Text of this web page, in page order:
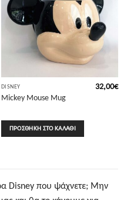
DISNEY
Mickey Mouse Mug
32,00€
ΠΡΟΣΘΉΚΗ ΣΤΟ ΚΑΛΆΘΙ
Disney που ψάχνετε; Μην